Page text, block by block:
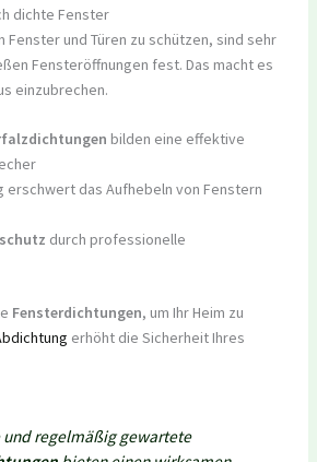
dichte Fenster
Fenster und Türen zu schützen, sind sehr
Fensteröffnungen fest. Das macht es
einzubrechen.
bilden eine effektive
erschwert das Aufhebeln von Fenstern
durch professionelle
Fensterdichtungen, um Ihr Heim zu
erhöht die Sicherheit Ihres
und regelmäßig gewartete